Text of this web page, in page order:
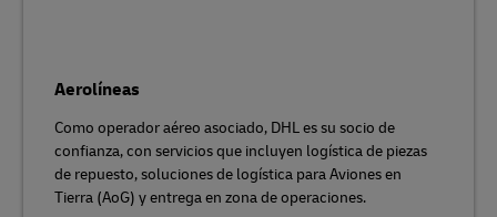
Aerolíneas
Como operador aéreo asociado, DHL es su socio de
confianza, con servicios que incluyen logística de piezas
de repuesto, soluciones de logística para Aviones en
Tierra (AoG) y entrega en zona de operaciones.